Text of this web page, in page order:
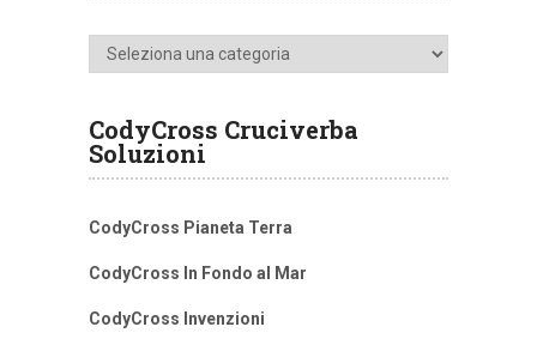
Categorie
CodyCross Cruciverba
Soluzioni
CodyCross Pianeta Terra
CodyCross In Fondo al Mar
CodyCross Invenzioni